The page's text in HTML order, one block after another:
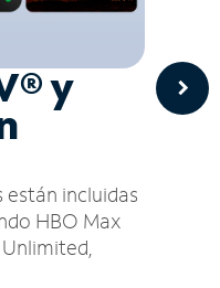
y
incluidas
HBO Max